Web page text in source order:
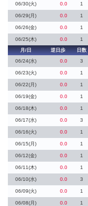
06/30(火) 0.0 1
06/29(月) 0.0 1
06/26(金) 0.0 1
06/25(木) 0.0 1
月/日
逆日歩 日数
06/24(水)
0.0 3
06/23(火) 0.0 1
06/22(月) 0.0 1
06/19(金) 0.0 1
06/18(木) 0.0 1
06/17(水) 0.0 3
06/16(火) 0.0 1
06/15(月) 0.0 1
06/12(金) 0.0 1
06/11(木) 0.0 1
06/10(水) 0.0 3
06/09(火) 0.0 1
06/08(月) 0.0 1